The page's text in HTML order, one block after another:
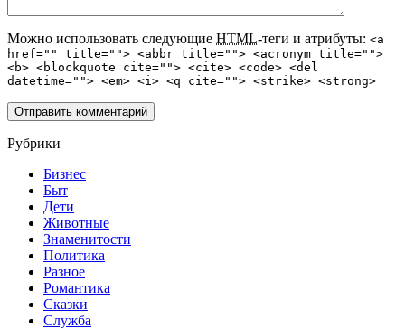
Можно использовать следующие HTML-теги и атрибуты: <a
href="" title=""> <abbr title=""> <acronym title="">
<b> <blockquote cite=""> <cite> <code> <del
datetime=""> <em> <i> <q cite=""> <strike> <strong>
Рубрики
Бизнес
Быт
Дети
Животные
Знаменитости
Политика
Разное
Романтика
Сказки
Служба